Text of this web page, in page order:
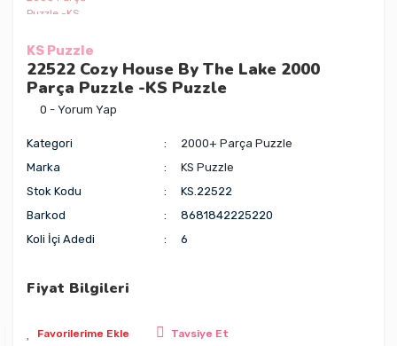
KS Puzzle
22522 Cozy House By The Lake 2000
Parça Puzzle -KS Puzzle
0 - Yorum Yap
Kategori
2000+ Parça Puzzle
Marka
KS Puzzle
Stok Kodu
KS.22522
Barkod
8681842225220
Koli İçi Adedi
6
Fiyat Bilgileri
Tavsiye Et